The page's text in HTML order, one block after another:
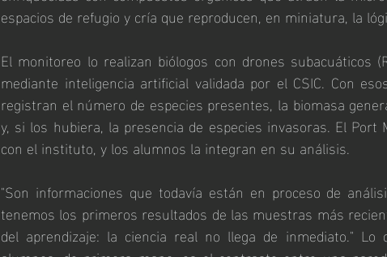
espacios de refugio y cría que reproducen, en miniatura, la
El monitoreo lo realizan biólogos con drones subacuáticos
mediante inteligencia artificial validada por el CSIC. Con
registran el número de especies presentes, la biomasa
y, si los hubiera, la presencia de especies invasoras. El
con el instituto, y los alumnos la integran en su análisis.
"Son informaciones que todavía están en proceso de
tenemos los primeros resultados de las muestras más
del aprendizaje: la ciencia real no llega de inmediato."